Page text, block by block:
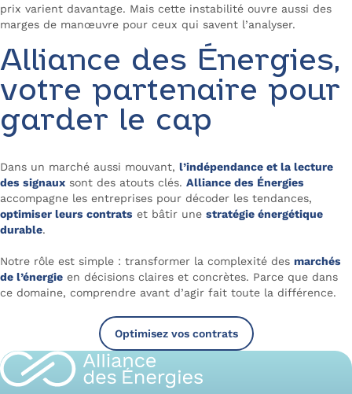
prix varient davantage. Mais cette instabilité ouvre aussi des
marges de manœuvre pour ceux qui savent l’analyser.
Alliance des Énergies,
votre partenaire pour
garder le cap
Dans un marché aussi mouvant, l’indépendance et la lecture
des signaux sont des atouts clés. Alliance des Énergies
accompagne les entreprises pour décoder les tendances,
optimiser leurs contrats et bâtir une stratégie énergétique
durable.
Notre rôle est simple : transformer la complexité des marchés
de l’énergie en décisions claires et concrètes. Parce que dans
ce domaine, comprendre avant d’agir fait toute la différence.
Optimisez vos contrats